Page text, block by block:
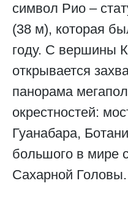
символ Рио –
(38 м), которая
году. С вершины
открывается
панорама
окрестностей:
Гуанабара,
большого в мире
Сахарной Головы.